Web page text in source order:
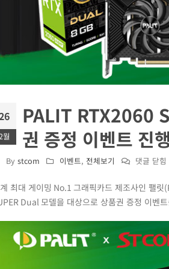
월
PALIT RTX2060
권 증정 이벤트 진행
By stcom 이벤트, 전체보기
PALIT
SUPER
Dual
래
픽
댓글 닫힘
최대 게이밍 No.1 그래픽카드 제조사인 팰릿
Dual 모델을 대상으로 상품권 증정 이벤